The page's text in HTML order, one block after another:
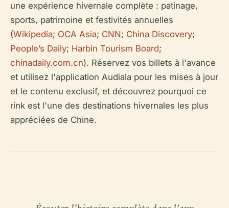
une expérience hivernale complète : patinage,
sports, patrimoine et festivités annuelles
(Wikipedia; OCA Asia; CNN; China Discovery;
People’s Daily; Harbin Tourism Board;
chinadaily.com.cn). Réservez vos billets à l'avance
et utilisez l'application Audiala pour les mises à jour
et le contenu exclusif, et découvrez pourquoi ce
rink est l'une des destinations hivernales les plus
appréciées de Chine.